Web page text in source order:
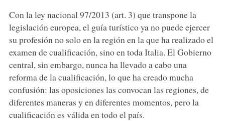
Con la ley nacional 97/2013 (art. 3) que transpone la
legislación europea, el guía turístico ya no puede ejercer
su profesión no solo en la región en la que ha realizado el
examen de cualificación, sino en toda Italia. El Gobierno
central, sin embargo, nunca ha llevado a cabo una
reforma de la cualificación, lo que ha creado mucha
confusión: las oposiciones las convocan las regiones, de
diferentes maneras y en diferentes momentos, pero la
cualificación es válida en todo el país.